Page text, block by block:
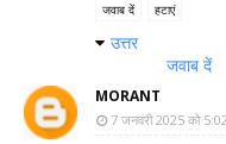
जवाब दें हटाएं
उत्तर
जवाब दें
MORANT
7 जनवरी 2025 को